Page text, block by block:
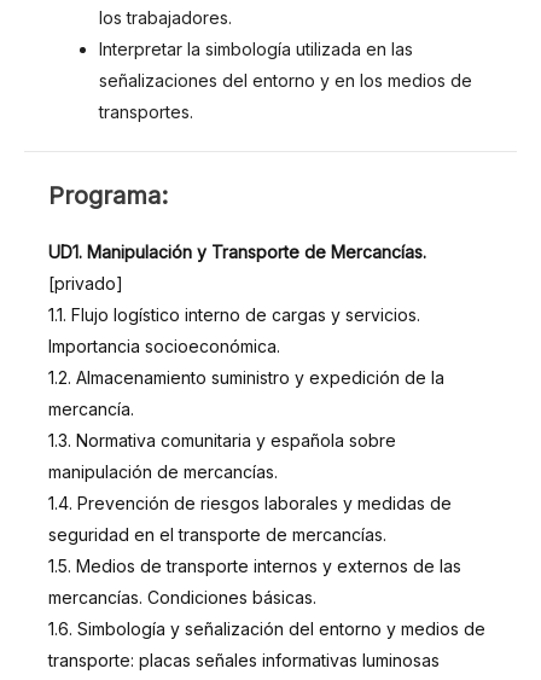
los trabajadores.
Interpretar la simbología utilizada en las
señalizaciones del entorno y en los medios de
transportes.
Programa:
UD1. Manipulación y Transporte de Mercancías.
[privado]
1.1. Flujo logístico interno de cargas y servicios.
Importancia socioeconómica.
1.2. Almacenamiento suministro y expedición de la
mercancía.
1.3. Normativa comunitaria y española sobre
manipulación de mercancías.
1.4. Prevención de riesgos laborales y medidas de
seguridad en el transporte de mercancías.
1.5. Medios de transporte internos y externos de las
mercancías. Condiciones básicas.
1.6. Simbología y señalización del entorno y medios de
transporte: placas señales informativas luminosas